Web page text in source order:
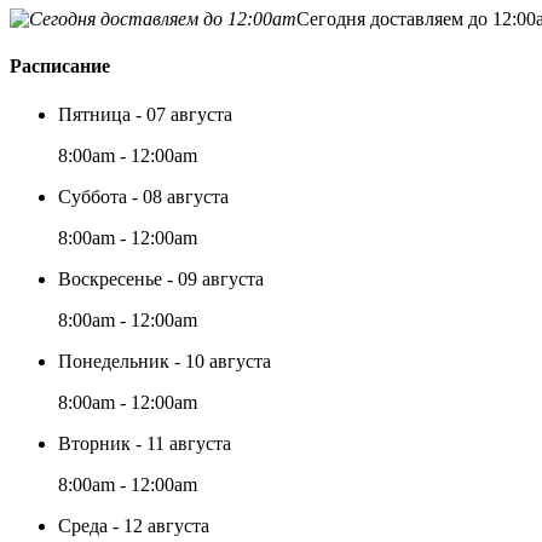
Сегодня доставляем до
Расписание
Пятница - 07 августа
8:00am - 12:00am
Суббота - 08 августа
8:00am - 12:00am
Воскресенье - 09 августа
8:00am - 12:00am
Понедельник - 10 августа
8:00am - 12:00am
Вторник - 11 августа
8:00am - 12:00am
Среда - 12 августа